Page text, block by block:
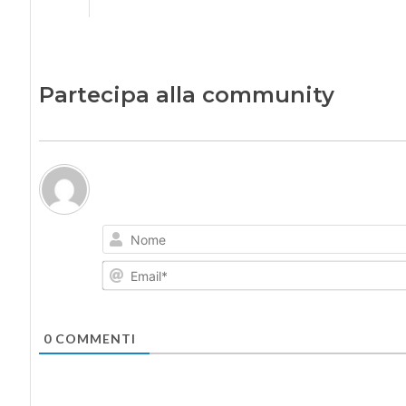
Partecipa alla community
0COMMENTI